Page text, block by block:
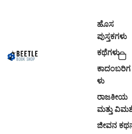
ಹೊಸ
ಪುಸ್ತಕಗಳು
ಕಥೆಗಳು
ಕಾದಂಬರಿಗ
ಳು
ರಾಜಕೀಯ
ಮತ್ತು
ಜೀವನ